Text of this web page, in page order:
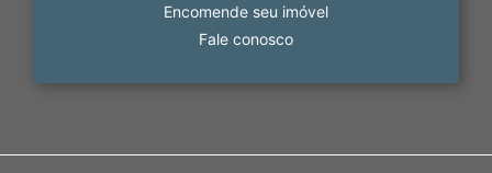
Encomende seu imóvel
Fale conosco